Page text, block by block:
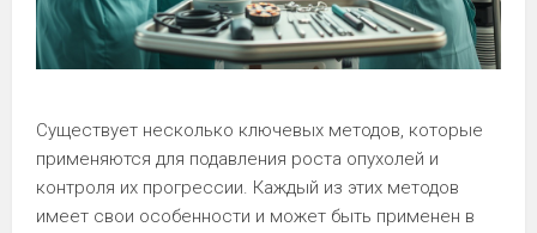
Существует несколько ключевых методов, которые
применяются для подавления роста опухолей и
контроля их прогрессии. Каждый из этих методов
имеет свои особенности и может быть применен в